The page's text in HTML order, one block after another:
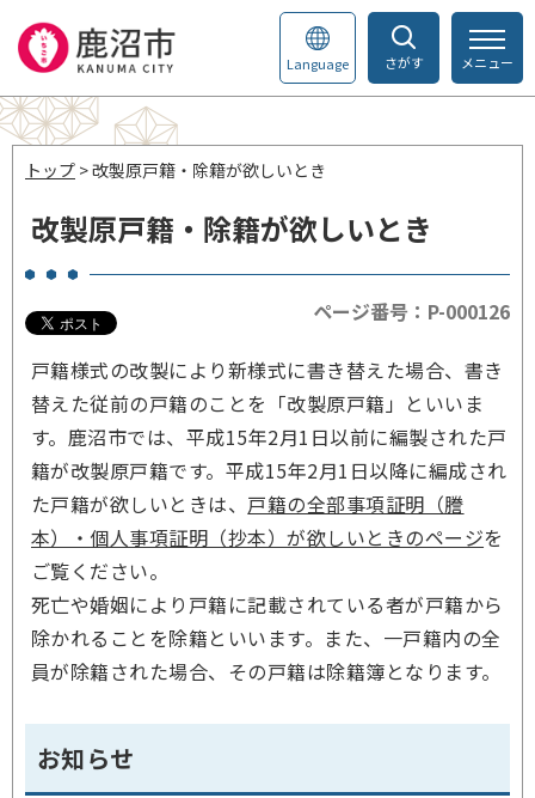
さがす
Language メニュー
トップ > 改製原戸籍・除籍が欲しいとき
改製原戸籍・除籍が欲しいとき
ページ番号：P-000126
戸籍様式の改製により新様式に書き替えた場合、書き
替えた従前の戸籍のことを「改製原戸籍」といいま
す。鹿沼市では、平成15年2月1日以前に編製された戸
籍が改製原戸籍です。平成15年2月1日以降に編成され
た戸籍が欲しいときは、 戸籍の全部事項証明（謄
本）・個人事項証明（抄本）が欲しいときのページを
ご覧ください。
死亡や婚姻により戸籍に記載されている者が戸籍から
除かれることを除籍といいます。また、一戸籍内の全
員が除籍された場合、その戸籍は除籍簿となります。
お知らせ